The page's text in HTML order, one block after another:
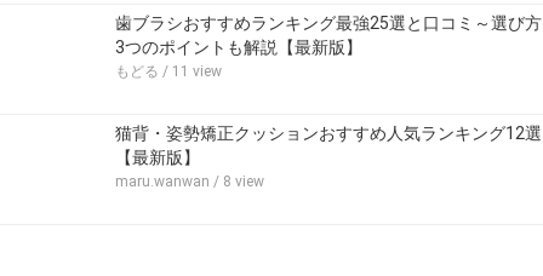
歯ブラシおすすめランキング最強25選と口コミ～選び方
3つのポイントも解説【最新版】
もどる / 11 view
猫背・姿勢矯正クッションおすすめ人気ランキング12選
【最新版】
maru.wanwan / 8 view